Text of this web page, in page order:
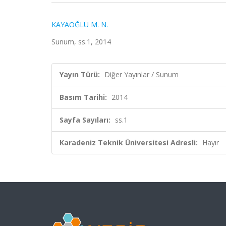
KAYAOĞLU M. N.
Sunum, ss.1, 2014
Yayın Türü: Diğer Yayınlar / Sunum
Basım Tarihi: 2014
Sayfa Sayıları: ss.1
Karadeniz Teknik Üniversitesi Adresli: Hayır